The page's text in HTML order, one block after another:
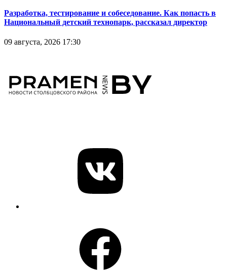
Разработка, тестирование и собеседование. Как попасть в
Национальный детский технопарк, рассказал директор
09 августа, 2026 17:30